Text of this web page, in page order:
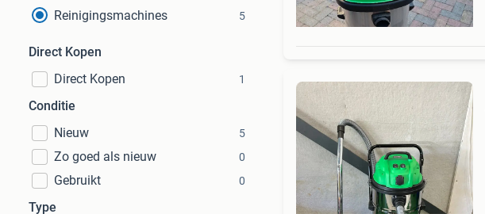
Reinigingsmachines
5
Direct Kopen
Direct Kopen
1
Conditie
Nieuw
5
Zo goed als nieuw 0
Gebruikt 0
Type